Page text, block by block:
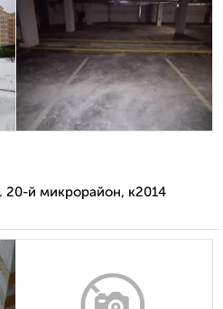
20-й микрорайон, к2014